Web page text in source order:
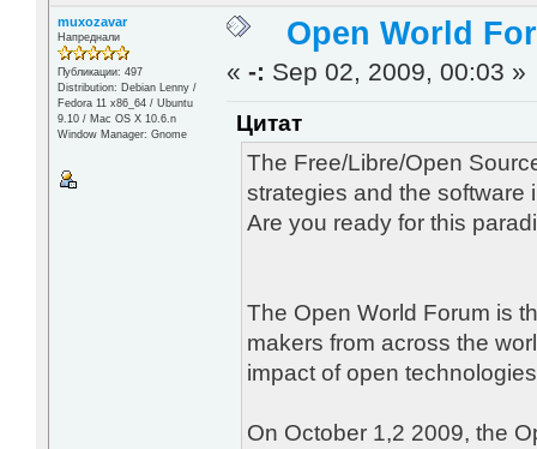
muxozavar
Напреднали
Публикации: 497
Distribution: Debian Lenny /
Fedora 11 x86_64 / Ubuntu
9.10 / Mac OS X 10.6.n
Window Manager: Gnome
Open World
«-: Sep 02, 2009, 00:03 »
Цитат
The Free/Libre/Open
strategies and the software
Are you ready for this
The Open World Forum is
makers from across the
impact of open
On October 1,2 2009, the